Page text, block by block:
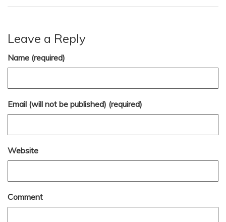
Leave a Reply
Name (required)
Email (will not be published) (required)
Website
Comment